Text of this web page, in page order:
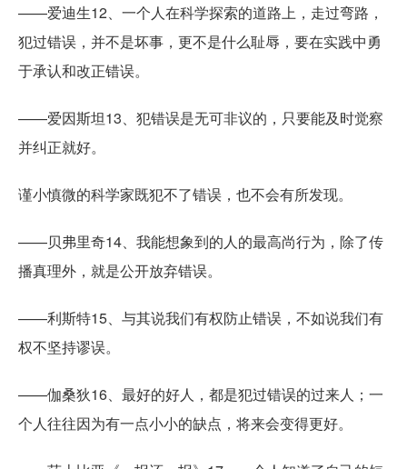
——爱迪生12、一个人在科学探索的道路上，走过弯路，
犯过错误，并不是坏事，更不是什么耻辱，要在实践中勇
于承认和改正错误。
——爱因斯坦13、犯错误是无可非议的，只要能及时觉察
并纠正就好。
谨小慎微的科学家既犯不了错误，也不会有所发现。
——贝弗里奇14、我能想象到的人的最高尚行为，除了传
播真理外，就是公开放弃错误。
——利斯特15、与其说我们有权防止错误，不如说我们有
权不坚持谬误。
——伽桑狄16、最好的好人，都是犯过错误的过来人；一
个人往往因为有一点小小的缺点，将来会变得更好。